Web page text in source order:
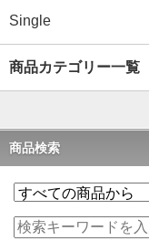
Single
商品カテゴリー一覧
商品検索